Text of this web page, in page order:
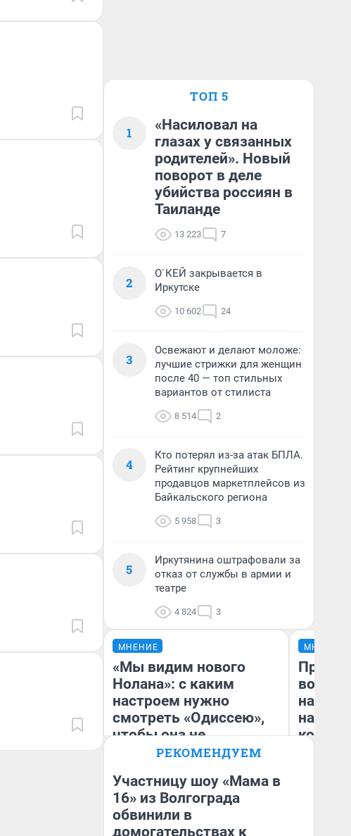
ТОП 5
1
«Насиловал на
глазах у связанных
родителей». Новый
поворот в деле
убийства россиян в
Таиланде
13 223 7
2
О`КЕЙ закрывается в
Иркутске
10 602 24
3
Освежают и делают моложе:
лучшие стрижки для женщин
после 40 — топ стильных
вариантов от стилиста
8 514 2
4
Кто потерял из-за атак БПЛА.
Рейтинг крупнейших
продавцов маркетплейсов из
Байкальского региона
5 958 3
5
Иркутянина оштрафовали за
отказ от службы в армии и
театре
4 824 3
МНЕНИЕ
«Мы видим нового
Нолана»: с каким
настроем нужно
смотреть «Одиссею»,
чтобы она не
выглядела как фиаско
Надежда Губарь
МНЕНИЕ
нам
РЕКОМЕНДУЕМ
Участницу шоу «Мама в
16» из Волгограда
обвинили в
домогательствах к